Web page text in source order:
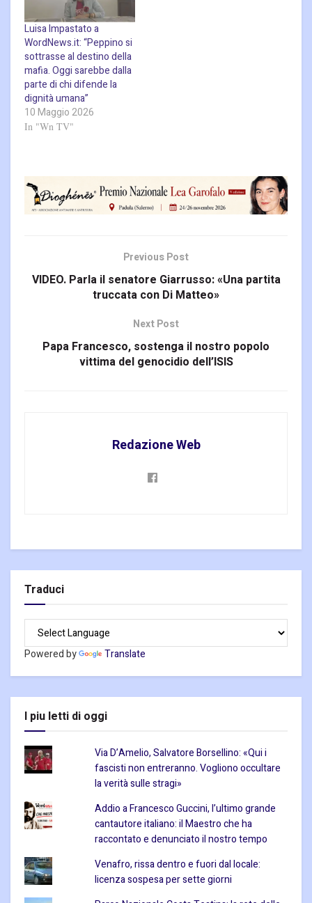
Luisa Impastato a
WordNews.it: “Peppino si
sottrasse al destino della
mafia. Oggi sarebbe dalla
parte di chi difende la
dignità umana”
10 Maggio 2026
In "Wn TV"
Previous Post
VIDEO. Parla il senatore Giarrusso: «Una partita
truccata con Di Matteo»
Next Post
Papa Francesco, sostenga il nostro popolo
vittima del genocidio dell’ISIS
Redazione Web
Traduci
Powered by Translate
I piu letti di oggi
Via D’Amelio, Salvatore Borsellino: «Qui i
fascisti non entreranno. Vogliono occultare
la verità sulle stragi»
Addio a Francesco Guccini, l’ultimo grande
cantautore italiano: il Maestro che ha
raccontato e denunciato il nostro tempo
Venafro, rissa dentro e fuori dal locale:
licenza sospesa per sette giorni